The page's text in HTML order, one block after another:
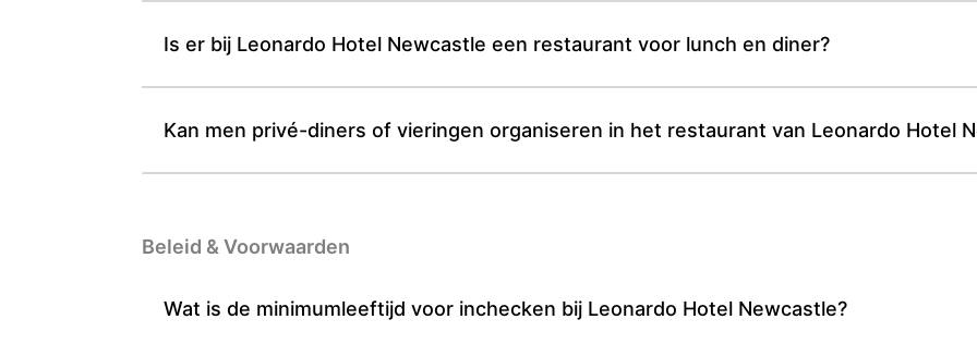
Is er bij Leonardo Hotel Newcastle een restaurant voor lunch en diner?
Kan men privé-diners of vieringen organiseren in het restaurant van Leonardo Hotel
Beleid & Voorwaarden
Wat is de minimumleeftijd voor inchecken bij Leonardo Hotel Newcastle?